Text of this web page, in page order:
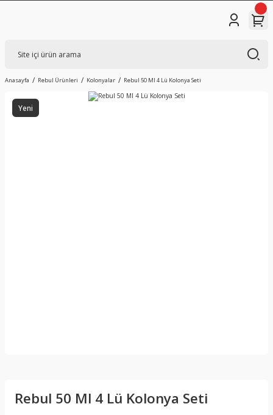
Anasayfa Rebul Ürünleri Kolonyalar Rebul 50 Ml 4 Lü Kolonya Seti
Yeni
Rebul 50 Ml 4 Lü Kolonya Seti